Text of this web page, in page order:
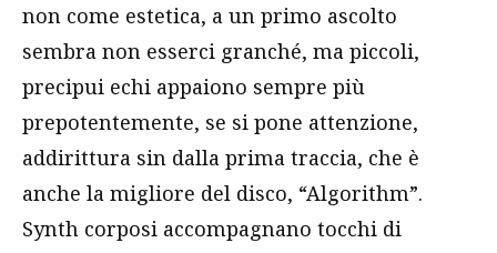
non come estetica, a un primo ascolto
sembra non esserci granché, ma piccoli,
precipui echi appaiono sempre più
prepotentemente, se si pone attenzione,
addirittura sin dalla prima traccia, che è
anche la migliore del disco, “Algorithm”.
Synth corposi accompagnano tocchi di